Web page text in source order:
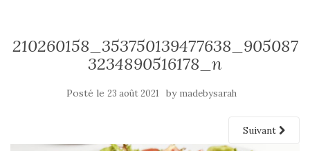
210260158_353750139477638_905087
3234890516178_n
Posté le 23 août 2021 by madebysarah
Suivant